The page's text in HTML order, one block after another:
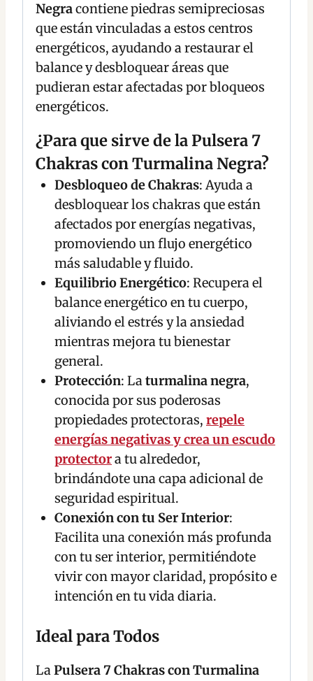
Negracontiene piedras semipreciosas
que están vinculadas a estos centros
energéticos, ayudando a restaurar el
balance y desbloquear áreas que
pudieran estar afectadas por bloqueos
energéticos.
¿Para que sirve de la Pulsera 7
Chakras con Turmalina Negra?
Desbloqueo de Chakras: Ayuda a
desbloquear los chakras que están
afectados por energías negativas,
promoviendo un flujo energético
más saludable y fluido.
Equilibrio Energético: Recupera el
balance energético en tu cuerpo,
aliviando el estrés y la ansiedad
mientras mejora tu bienestar
general.
Protección: Laturmalina negra,
conocida por sus poderosas
propiedades protectoras, repele
energías negativas y crea un escudo
protectora tu alrededor,
brindándote una capa adicional de
seguridad espiritual.
Conexión con tu Ser Interior:
Facilita una conexión más profunda
con tu ser interior, permitiéndote
vivir con mayor claridad, propósito e
intención en tu vida diaria.
Ideal para Todos
LaPulsera 7 Chakras con Turmalina